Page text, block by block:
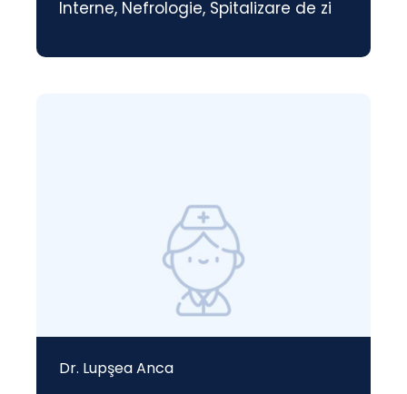
Interne, Nefrologie, Spitalizare de zi
Dr. Lupşea Anca